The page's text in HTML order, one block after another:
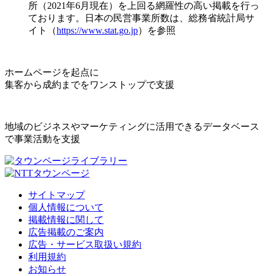
所（2021年6月現在）を上回る網羅性の高い掲載を行っ
ております。日本の民営事業所数は、総務省統計局サ
イト（https://www.stat.go.jp）を参照
ホームページを起点に
集客から成約までをワンストップで支援
地域のビジネスやマーケティングに活用できるデータベース
で事業活動を支援
サイトマップ
個人情報について
掲載情報に関して
広告掲載のご案内
広告・サービス取扱い規約
利用規約
お知らせ